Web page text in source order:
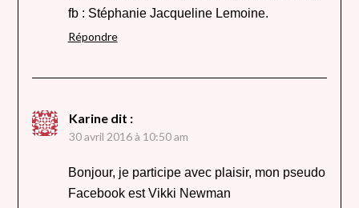
fb : Stéphanie Jacqueline Lemoine.
Répondre
Karine dit :
30 avril 2016 à 10:50 am
Bonjour, je participe avec plaisir, mon pseudo
Facebook est Vikki Newman